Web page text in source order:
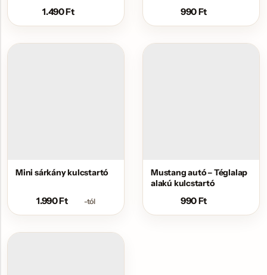
1.490Ft 990Ft
Mini sárkány kulcstartó
1.990Ft -tól
Mustang autó – Téglalap
alakú kulcstartó
990Ft